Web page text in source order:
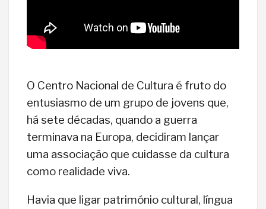
O Centro Nacional de Cultura é fruto do
entusiasmo de um grupo de jovens que,
há sete décadas, quando a guerra
terminava na Europa, decidiram lançar
uma associação que cuidasse da cultura
como realidade viva.
Havia que ligar património cultural, língua